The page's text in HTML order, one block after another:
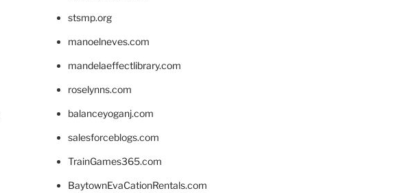
stsmp.org
manoelneves.com
mandelaeffectlibrary.com
roselynns.com
balanceyoganj.com
salesforceblogs.com
TrainGames365.com
BaytownEvaCationRentals.com